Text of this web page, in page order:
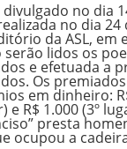
no dia
no dia 24
da ASL, em
lidos os
e efetuada a
Os
em dinheiro:
e R$ 1.000 (3º
presta
ocupou a